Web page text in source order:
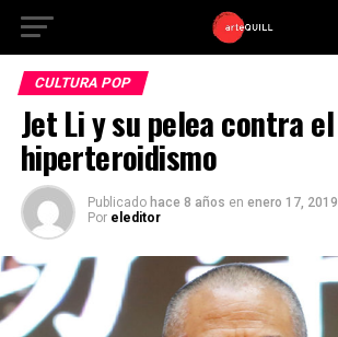
CULTURA POP
Jet Li y su pelea contra el
hiperteroidismo
Publicado hace 8 años en enero 17, 2019
Por eleditor